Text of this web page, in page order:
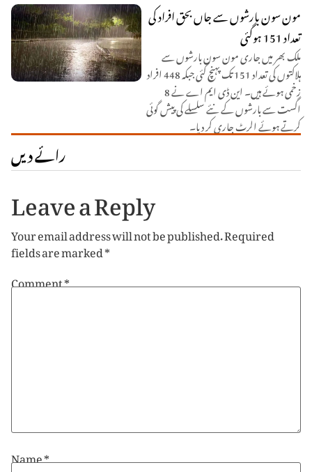
مون سون بارشوں سے جاں بحق افراد کی
تعداد 151 ہوگئی
ملک بھر میں جاری مون سون بارشوں سے
ہلاکتوں کی تعداد 151 تک پہنچ گئی جبکہ 448 افراد
زخمی ہوئے ہیں۔ این ڈی ایم اے نے 8
اگست سے بارشوں کے نئے سلسلے کی پیش گوئی
کرتے ہوئے الرٹ جاری کر دیا۔
رائے دیں
Leave a Reply
Your email address will not be published.Required
fields are marked*
Comment*
Name*